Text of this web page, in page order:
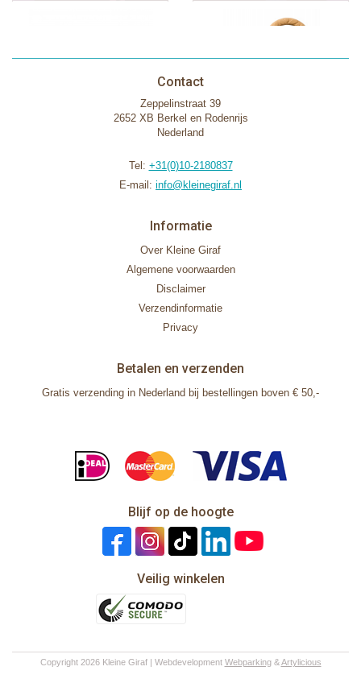
Contact
Zeppelinstraat 39
2652 XB Berkel en Rodenrijs
Nederland
Tel: +31(0)10-2180837
E-mail: info@kleinegiraf.nl
Informatie
Over Kleine Giraf
Algemene voorwaarden
Disclaimer
Verzendinformatie
Privacy
Betalen en verzenden
Gratis verzending in Nederland bij bestellingen boven € 50,-
Blijf op de hoogte
Veilig winkelen
Copyright 2026 Kleine Giraf | Webdevelopment Webparking&Artylicious